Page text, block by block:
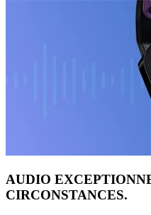
AUDIO
CIRCONSTANCES.